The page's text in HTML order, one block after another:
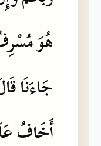
هُوَ
جَاءَنَا
أَخَافُ